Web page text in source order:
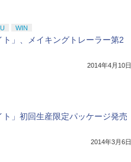
WIN
ト」、メイキングトレーラー第2
2014年4月10日
ト」初回生産限定パッケージ発売
2014年3月6日